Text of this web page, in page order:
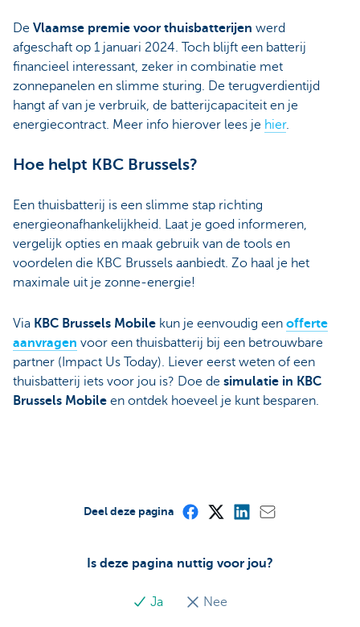
De Vlaamse premie voor thuisbatterijen werd
afgeschaft op 1 januari 2024. Toch blijft een batterij
financieel interessant, zeker in combinatie met
zonnepanelen en slimme sturing. De terugverdientijd
hangt af van je verbruik, de batterijcapaciteit en je
energiecontract. Meer info hierover lees je hier.
Hoe helpt KBC Brussels?
Een thuisbatterij is een slimme stap richting
energieonafhankelijkheid. Laat je goed informeren,
vergelijk opties en maak gebruik van de tools en
voordelen die KBC Brussels aanbiedt. Zo haal je het
maximale uit je zonne-energie!
Via KBC Brussels Mobile kun je eenvoudig een offerte
aanvragen voor een thuisbatterij bij een betrouwbare
partner (Impact Us Today). Liever eerst weten of een
thuisbatterij iets voor jou is? Doe de simulatie in KBC
Brussels Mobile en ontdek hoeveel je kunt besparen.
Is deze pagina nuttig voor jou?
Ja Nee
Deel deze pagina